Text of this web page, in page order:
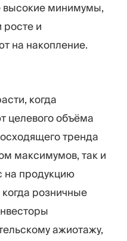
высокие минимумы,
росте и
на накопление.
когда
целевого объёма
тренда
максимумов, так и
на продукцию
розничные
ажиотажу,